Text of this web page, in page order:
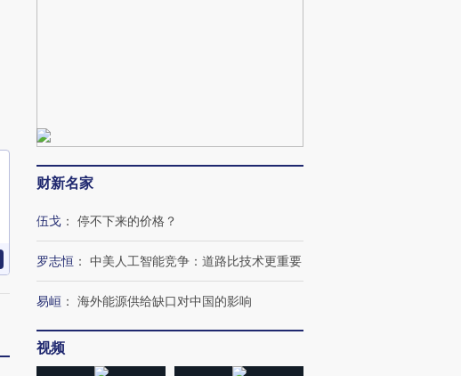
财新名家
伍戈 ： 停不下来的价格？
罗志恒 ： 中美人工智能竞争：道路比技术更重要
易峘 ： 海外能源供给缺口对中国的影响
视频